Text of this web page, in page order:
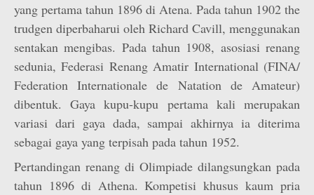
yang pertama tahun 1896 di Atena. Pada tahun 1902 the
trudgen diperbaharui oleh Richard Cavill, menggunakan
sentakan mengibas. Pada tahun 1908, asosiasi renang
sedunia, Federasi Renang Amatir International (FINA/
Federation Internationale de Natation de Amateur)
dibentuk. Gaya kupu-kupu pertama kali merupakan
variasi dari gaya dada, sampai akhirnya ia diterima
sebagai gaya yang terpisah pada tahun 1952.
Pertandingan renang di Olimpiade dilangsungkan pada
tahun 1896 di Athena. Kompetisi khusus kaum pria